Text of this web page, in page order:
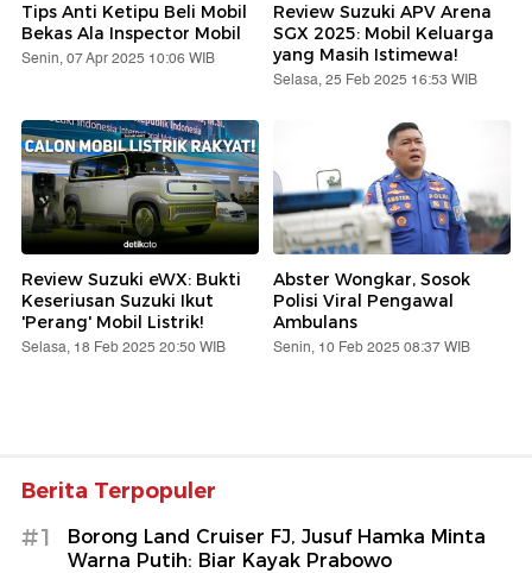
Tips Anti Ketipu Beli Mobil
Bekas Ala Inspector Mobil
Senin, 07 Apr 2025 10:06 WIB
Review Suzuki APV Arena
SGX 2025: Mobil Keluarga
yang Masih Istimewa!
Selasa, 25 Feb 2025 16:53 WIB
Review Suzuki eWX: Bukti
Keseriusan Suzuki Ikut
'Perang' Mobil Listrik!
Selasa, 18 Feb 2025 20:50 WIB
Abster Wongkar, Sosok
Polisi Viral Pengawal
Ambulans
Senin, 10 Feb 2025 08:37 WIB
Berita Terpopuler
#1
Borong Land Cruiser FJ, Jusuf Hamka Minta
Warna Putih: Biar Kayak Prabowo